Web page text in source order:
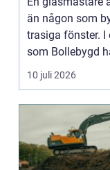
glaslösningar
än någon som
trasiga fönster. I
som Bollebygd
yrket lika ...
10 juli 2026